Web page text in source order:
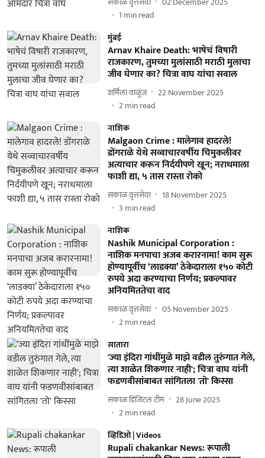
1 min read
मुंबई
Arnav Khaire Death: भाषेचं विषारी
राजकारण, तुमच्या मुलांसाठी मराठी मुलाचा
जीव घेणार का? चित्रा वाघ यांचा सवाल
शर्मिला वाळुंज
22 November 2025
2min read
नाशिक
Malgaon Crime : मालेगाव हादरले!
डोंगराळे येथे सव्वाचारवर्षीय चिमुकलीवर
अत्याचार करून निर्दयीपणे खून; नराधमाला
फाशी द्या, ५ तास रास्ता रोको
सकाळ वृत्तसेवा
18 November 2025
3 min read
नाशिक
Nashik Municipal Corporation :
नाशिक मनपाचा अजब करारनामा! काम सुरू
होण्यापूर्वीच ‘लाडक्या’ ठेकेदाराला १५० कोटी
रुपये अदा करण्याचा निर्णय; प्रकल्पावर
अनियमिततेचा वाद
सकाळ वृत्तसेवा
05 November 2025
2min read
सातारा
'ज्या इंदिरा गांधींमुळे माझे वडील तुरुंगात गेले,
त्या शाळेत शिकणार नाही'; चित्रा वाघ यांनी
फडणवीसांबाबत सांगितला 'तो' किस्सा
सकाळ डिजिटल टीम
28 June 2025
2min read
व्हिडिओ | Videos
Rupali chakankar News: रूपाली